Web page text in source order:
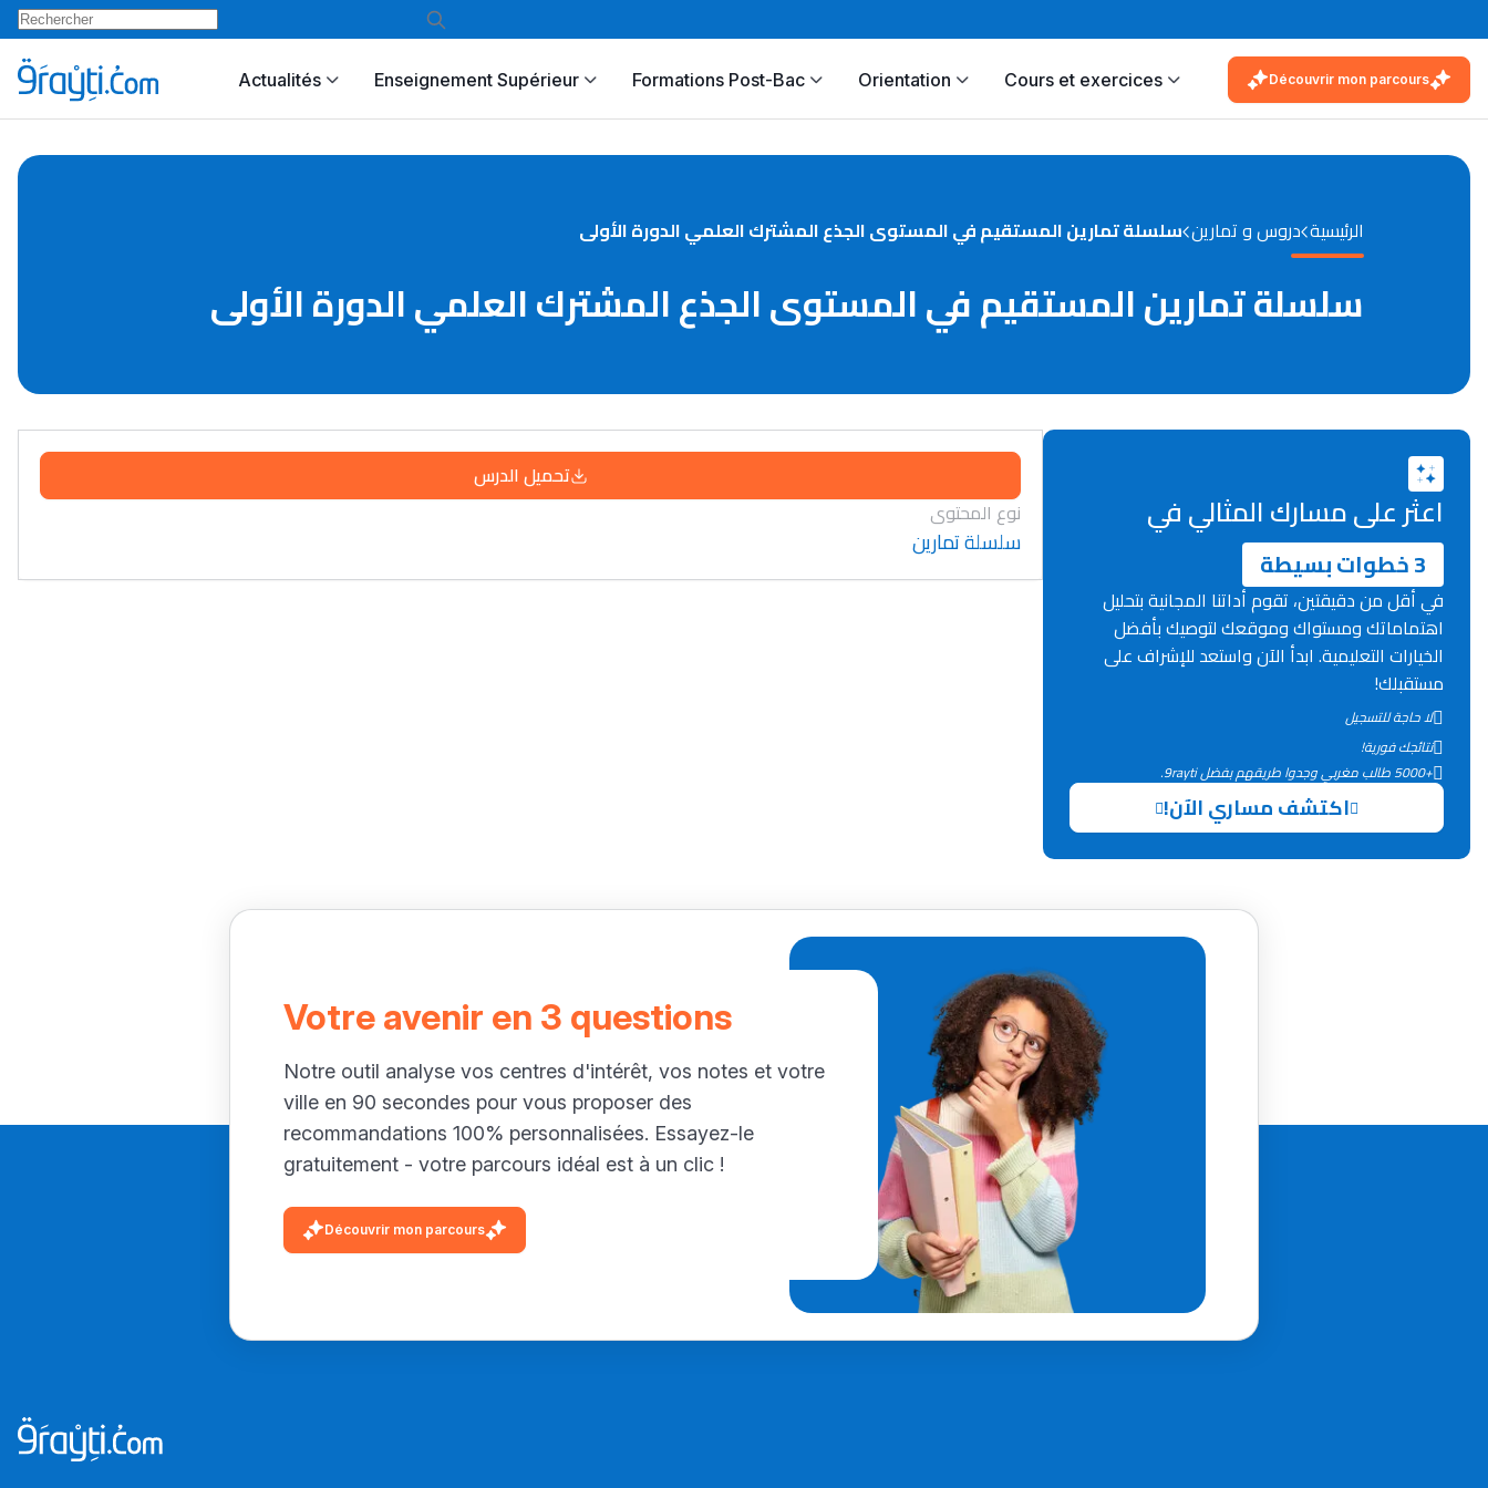
Actualités Enseignement Supérieur Formations Post-Bac Orientation Cours et exercices Découvrir mon parcours
الرئيسية دروس و تمارين سلسلة تمارين المستقيم في المستوى الجذع المشترك العلمي الدورة الأولى
سلسلة تمارين المستقيم في المستوى الجذع المشترك العلمي الدورة الأولى
تحميل الدرس
نوع المحتوى
سلسلة تمارين
اعثر على مسارك المثالي في
3 خطوات بسيطة
في أقل من دقيقتين، تقوم أداتنا المجانية بتحليل
اهتماماتك ومستواك وموقعك لتوصيك بأفضل
الخيارات التعليمية. ابدأ الآن واستعد للإشراف على
مستقبلك!
لا حاجة للتسجيل
نتائجك فورية!
+5000 طالب مغربي وجدوا طريقهم بفضل 9rayti.
اكتشف مساري الآن!
Votre avenir en 3 questions
Notre outil analyse vos centres d'intérêt, vos notes et votre
ville en 90 secondes pour vous proposer des
recommandations 100% personnalisées. Essayez-le
gratuitement - votre parcours idéal est à un clic !
Découvrir mon parcours